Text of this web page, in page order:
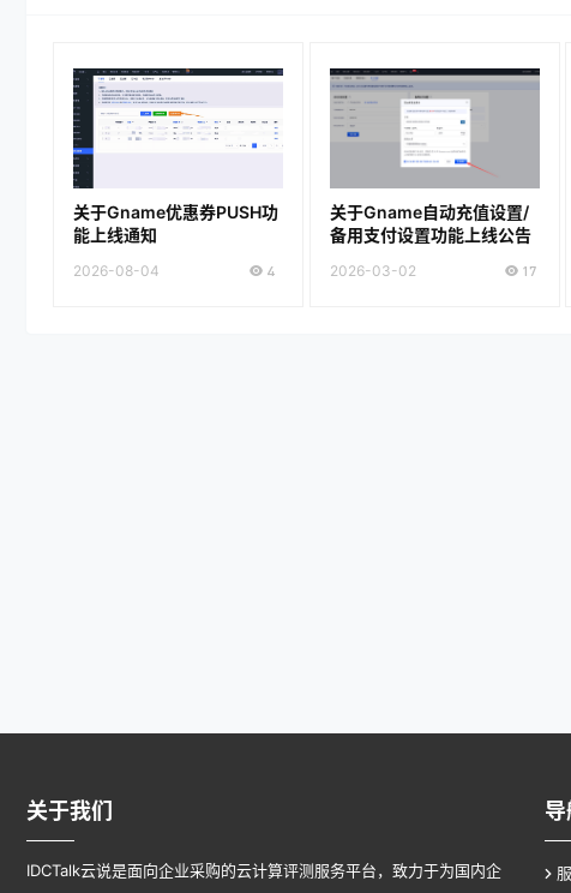
关于Gname优惠券PUSH功
能上线通知
2026-08-04 4
关于Gname自动充值设置/
备用支付设置功能上线公告
2026-03-02 17
关于我们
IDCTalk云说是面向企业采购的云计算评测服务平台，致力于为国内企
导